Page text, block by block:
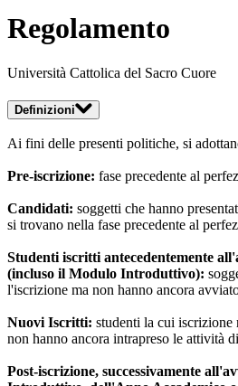
Regolamento
Università Cattolica del Sacro Cuore
Definizioni
Ai fini delle presenti politiche, si
Pre-iscrizione: fase precedente al
Candidati: soggetti che hanno
si trovano nella fase precedente al
Studenti iscritti antecedentemente
(incluso il Modulo Introduttivo):
l'iscrizione ma non hanno ancora
Nuovi Iscritti: studenti la cui iscrizione
non hanno ancora intrapreso le attività
Post-iscrizione, successivamente